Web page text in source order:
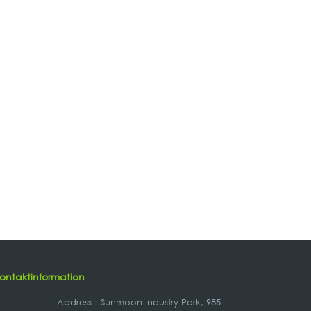
Address ： Sunmoon Industry Park, 985